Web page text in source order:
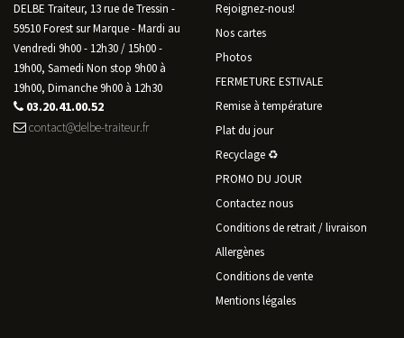
DELBE Traiteur, 13 rue de Tressin -
59510 Forest sur Marque - Mardi au
Vendredi 9h00 - 12h30 / 15h00 -
19h00, Samedi Non stop 9h00 à
19h00, Dimanche 9h00 à 12h30
03.20.41.00.52
contact@delbe-traiteur.fr
Rejoignez-nous!
Nos cartes
Photos
FERMETURE ESTIVALE
Remise à température
Plat du jour
Recyclage ♻️
PROMO DU JOUR
Contactez nous
Conditions de retrait / livraison
Allergènes
Conditions de vente
Mentions légales